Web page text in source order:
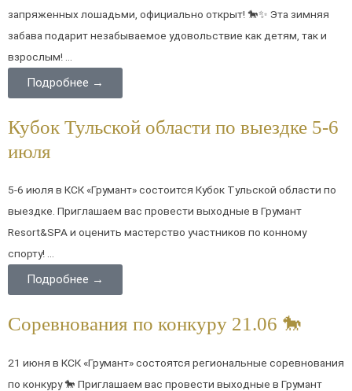
запряженных лошадьми, официально открыт! 🐎✨ Эта зимняя
забава подарит незабываемое удовольствие как детям, так и
взрослым! ...
Подробнее →
Кубок Тульской области по выездке 5-6
июля
5-6 июля в КСК «Грумант» состоится Кубок Тульской области по
выездке. Приглашаем вас провести выходные в Грумант
Resort&SPA и оценить мастерство участников по конному
спорту! ...
Подробнее →
Соревнования по конкуру 21.06 🐎
21 июня в КСК «Грумант» состоятся региональные соревнования
по конкуру 🐎 Приглашаем вас провести выходные в Грумант